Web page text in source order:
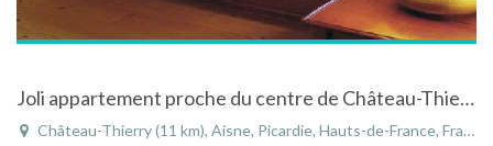
Joli appartement proche du centre de Château-Thierry nombreuses visites et balades
Château-Thierry (11 km), Aisne, Picardie, Hauts-de-France, France